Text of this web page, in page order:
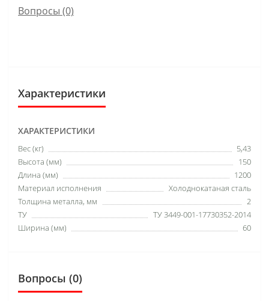
Вопросы (0)
Характеристики
ХАРАКТЕРИСТИКИ
Вес (кг)
5,43
Высота (мм)
150
Длина (мм)
1200
Материал исполнения
Холоднокатаная сталь
Толщина металла, мм
2
ТУ
ТУ 3449-001-17730352-2014
Ширина (мм)
60
Вопросы (0)